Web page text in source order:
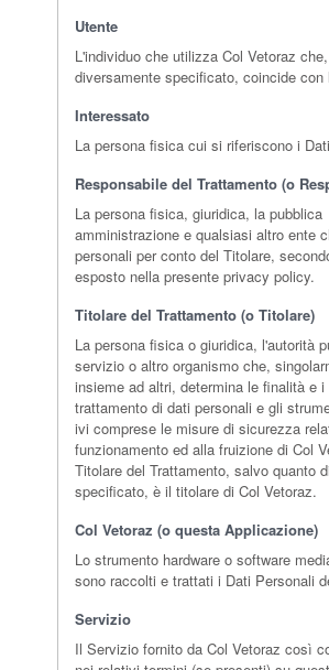
Utente
L'individuo che utilizza Col Vetoraz
diversamente specificato, coincide con
Interessato
La persona fisica cui si riferiscono i
Responsabile del Trattamento (o
La persona fisica, giuridica, la pubblica
amministrazione e qualsiasi altro ente
personali per conto del Titolare,
esposto nella presente privacy policy.
Titolare del Trattamento (o Titolare)
La persona fisica o giuridica, l'autorità
servizio o altro organismo che,
insieme ad altri, determina le finalità e
trattamento di dati personali e gli
ivi comprese le misure di sicurezza
funzionamento ed alla fruizione di Col
Titolare del Trattamento, salvo quanto
specificato, è il titolare di Col Vetoraz.
Col Vetoraz (o questa Applicazione)
Lo strumento hardware o software
sono raccolti e trattati i Dati Personali
Servizio
Il Servizio fornito da Col Vetoraz così